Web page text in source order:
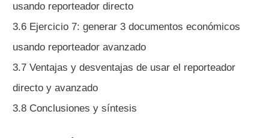
usando reporteador directo
3.6 Ejercicio 7: generar 3 documentos económicos
usando reporteador avanzado
3.7 Ventajas y desventajas de usar el reporteador
directo y avanzado
3.8 Conclusiones y síntesis